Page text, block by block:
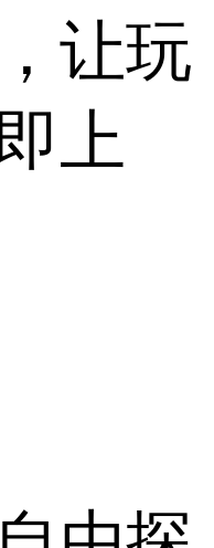
让玩
上